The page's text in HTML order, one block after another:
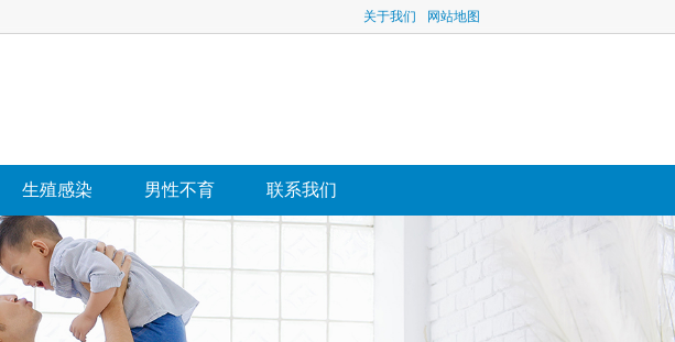
关于我们 网站地图
生殖感染 男性不育 联系我们